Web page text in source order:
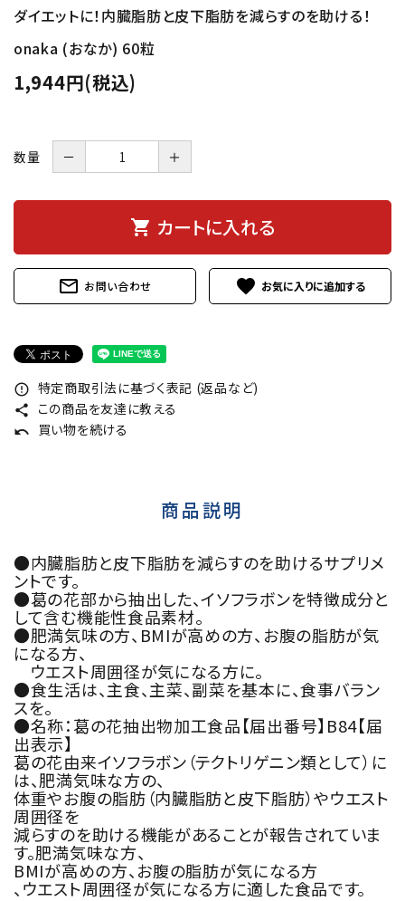
ダイエットに！内臓脂肪と皮下脂肪を減らすのを助ける！
onaka (おなか) 60粒
1,944円(税込)
数量 － ＋
shopping_cart カートに入れる
mail_outline お問い合わせ favorite
error_outline 特定商取引法に基づく表記 (返品など)
share この商品を友達に教える
undo 買い物を続ける
商品説明
●内臓脂肪と皮下脂肪を減らすのを助けるサプリメ
ントです。
●葛の花部から抽出した、イソフラボンを特徴成分と
して含む機能性食品素材。
●肥満気味の方、BMIが高めの方、お腹の脂肪が気
になる方、
ウエスト周囲径が気になる方に。
●食生活は、主食、主菜、副菜を基本に、食事バラン
スを。
●名称：葛の花抽出物加工食品【届出番号】B84【届
出表示】
葛の花由来イソフラボン（テクトリゲニン類として）に
は、肥満気味な方の、
体重やお腹の脂肪（内臓脂肪と皮下脂肪）やウエスト
周囲径を
減らすのを助ける機能があることが報告されていま
す。肥満気味な方、
BMIが高めの方、お腹の脂肪が気になる方
、ウエスト周囲径が気になる方に適した食品です。